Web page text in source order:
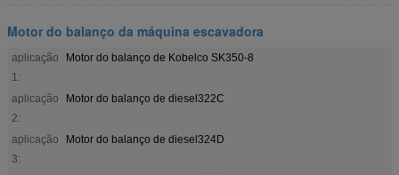
Motor do balanço da máquina escavadora
aplicação
1:
Motor do balanço de Kobelco SK350-8
aplicação
2:
Motor do balanço de diesel322C
aplicação
3:
Motor do balanço de diesel324D